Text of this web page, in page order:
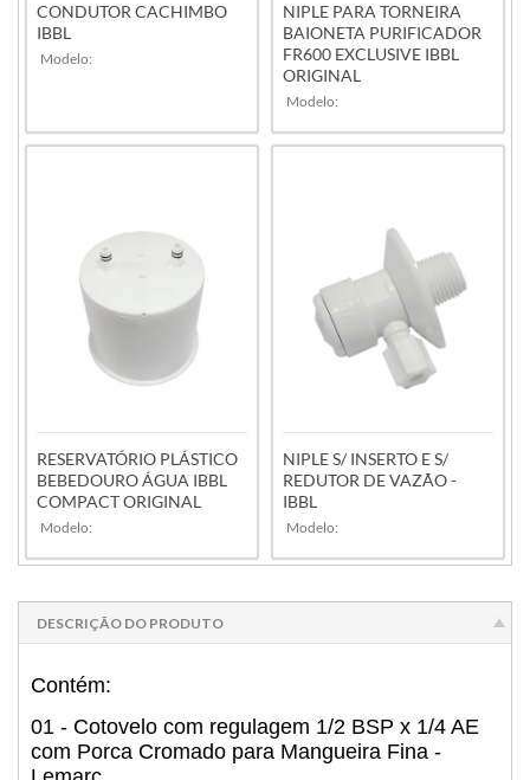
CONDUTOR CACHIMBO
IBBL
Modelo:
NIPLE PARA TORNEIRA
BAIONETA PURIFICADOR
FR600 EXCLUSIVE IBBL
ORIGINAL
Modelo:
RESERVATÓRIO PLÁSTICO
BEBEDOURO ÁGUA IBBL
COMPACT ORIGINAL
Modelo:
VER MAIS
NIPLE S/ INSERTO E S/
REDUTOR DE VAZÃO -
IBBL
Modelo:
VER MAIS
DESCRIÇÃO DO PRODUTO
Contém:
01 - Cotovelo com regulagem 1/2 BSP x 1/4 AE
com Porca Cromado para Mangueira Fina -